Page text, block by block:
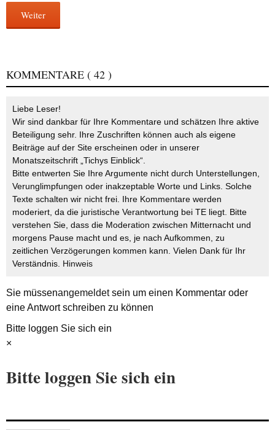
Weiter
KOMMENTARE ( 42 )
Liebe Leser!
Wir sind dankbar für Ihre Kommentare und schätzen Ihre aktive
Beteiligung sehr. Ihre Zuschriften können auch als eigene
Beiträge auf der Site erscheinen oder in unserer
Monatszeitschrift „Tichys Einblick“.
Bitte entwerten Sie Ihre Argumente nicht durch Unterstellungen,
Verunglimpfungen oder inakzeptable Worte und Links. Solche
Texte schalten wir nicht frei. Ihre Kommentare werden
moderiert, da die juristische Verantwortung bei TE liegt. Bitte
verstehen Sie, dass die Moderation zwischen Mitternacht und
morgens Pause macht und es, je nach Aufkommen, zu
zeitlichen Verzögerungen kommen kann. Vielen Dank für Ihr
Verständnis. Hinweis
Sie müssenangemeldetsein um einen Kommentar oder
eine Antwort schreiben zu können
Bitte loggen Sie sich ein
×
Bitte loggen Sie sich ein